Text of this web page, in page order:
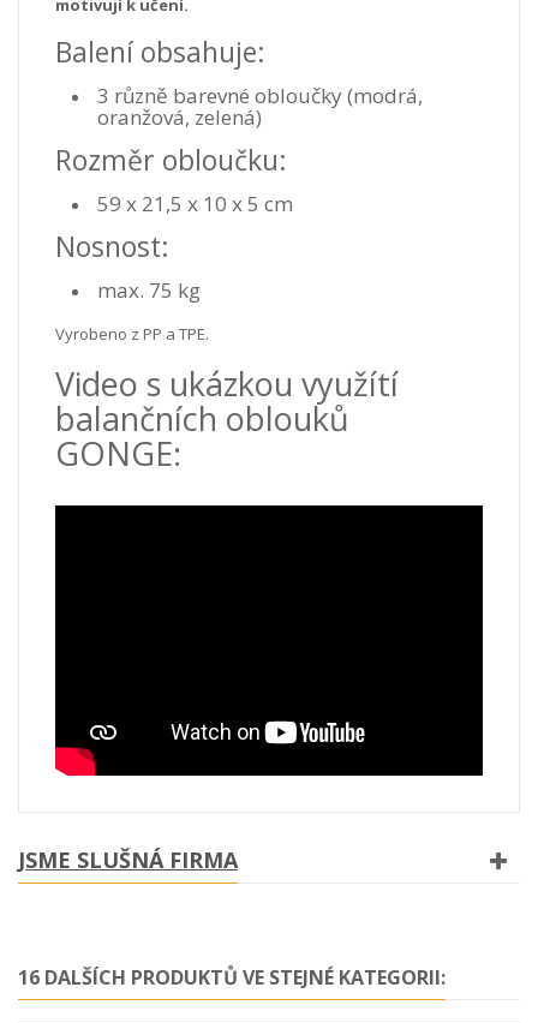
motivují k učení.
Balení obsahuje:
3 různě barevné obloučky (modrá,
oranžová, zelená)
Rozměr obloučku:
59 x 21,5 x 10 x 5 cm
Nosnost:
max. 75 kg
Vyrobeno z PP a TPE.
Video s ukázkou využítí
balančních oblouků
GONGE:
JSME SLUŠNÁ FIRMA
16 DALŠÍCH PRODUKTŮ VE STEJNÉ KATEGORII: